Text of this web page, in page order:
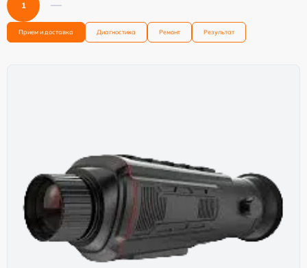
1
Прием и доставка Диагностика Ремонт Результат